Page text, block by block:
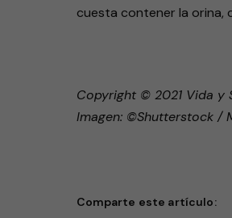
cuesta contener la orina,
Copyright © 2021 Vida y
Imagen: ©Shutterstock /
Comparte este artículo: